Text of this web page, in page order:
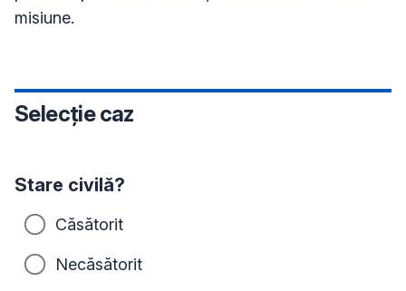
misiune.
Selecție caz
Stare civilă?
Căsătorit
Necăsătorit